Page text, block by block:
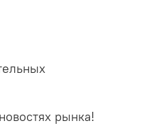
рынка!